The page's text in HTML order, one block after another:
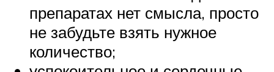
препаратах нет смысла, просто
не забудьте взять нужное
количество;